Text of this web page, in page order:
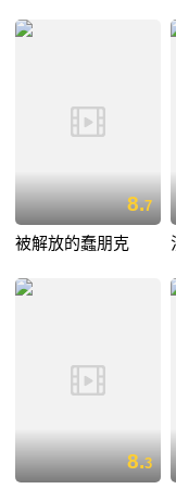
8.7
被解放的蠢朋克
8.3